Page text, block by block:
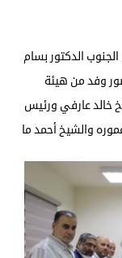
الدكتور بسام
وفد من هيئة
خالد عارفي ورئيس
والشيخ أحمد ما